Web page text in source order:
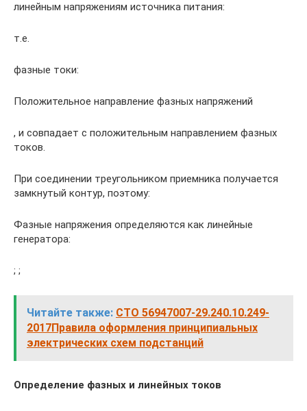
линейным напряжениям источника питания:
т.е.
фазные токи:
Положительное направление фазных напряжений
, и совпадает с положительным направлением фазных
токов.
При соединении треугольником приемника получается
замкнутый контур, поэтому:
Фазные напряжения определяются как линейные
генератора:
; ;
Читайте также: СТО 56947007-29.240.10.249-
2017Правила оформления принципиальных
электрических схем подстанций
Определение фазных и линейных токов